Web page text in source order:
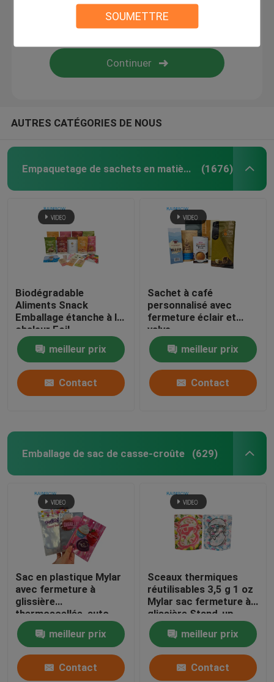
SOUMETTRE
emballage de boîte de papier
Labels de douille de rétrécissement
sacs opp
Sacs inférieurs de gousset
Sacs de joint hermétique de nourriture
sacs en papier adaptés aux besoins du client
Emballage de carte vésiculeuse
Bouteilles de pilule en plastique
AUTRES CATÉGORIES DE NOUS
Empaquetage de sachets en matière plastique (1676)
Biodégradable
Aliments Snack
Emballage étanche à la
chaleur Foil
d'aluminium sac
fermeture à glissière
Pour les noix Thé Café
Nourriture pour
animaux de compagnie
meilleur prix
Contact
Sachet à café
personnalisé avec
fermeture éclair et
valve
meilleur prix
Contact
Emballage de sac de casse-croûte (629)
Sac en plastique Mylar
avec fermeture à
glissière
thermoscellée, auto-
scellante, résistant à
l'humidité, conçu sur
mesure, face
transparente et dos en
feuille d'aluminium pour
meilleur prix
Contact
Sceaux thermiques
réutilisables 3,5 g 1 oz
Mylar sac fermeture à
glissière Stand-up
papier d'aluminium à
l'odorat Cali stockage
alimentaire Mylar sacs
sur mesure imprimé
meilleur prix
Contact